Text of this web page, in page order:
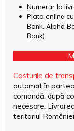
Numerar la
Plata online
Bank, Alpha
Bank)
Costurile de
automat în
comandă, după
necesare.
teritoriul